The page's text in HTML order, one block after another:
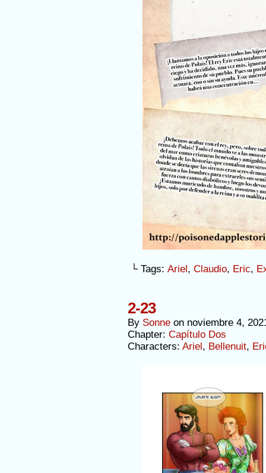
└ Tags: Ariel, Claudio, Eric,
2-23
By Sonne on noviembre 4,
Chapter: Capítulo Dos
Characters: Ariel, Bellenuit,